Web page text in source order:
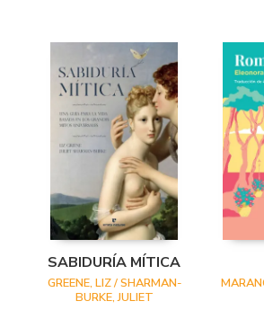
SABIDURÍA MÍTICA
GREENE, LIZ / SHARMAN-
BURKE, JULIET